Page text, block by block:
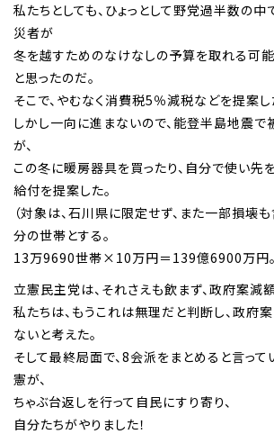
私たちとしても、ひょっとして野党過半数の中
災者が
冬を越すためのなけなしの予算を取れる可
と思ったのだ。
そこで、やむなく消費税5％減税などを提案し
しかし一向に進まないので、能登半島地震
が、
この冬に暖房器具を買ったり、自分で使い先
給付を提案した。
（対象は、石川県に限定せず、また一部損壊
分の世帯とする。
13万9690世帯×10万円＝139億6900万円。
立憲民主党は、それさえも飲まず、政府案減
私たちは、もうこれは無理だと判断し、政府
ないと考えた。
そして最終局面で、8会派をまとめると言って
憲が、
ちゃぶ台返しを行って自民にすり寄り、
自分たちがやりました！